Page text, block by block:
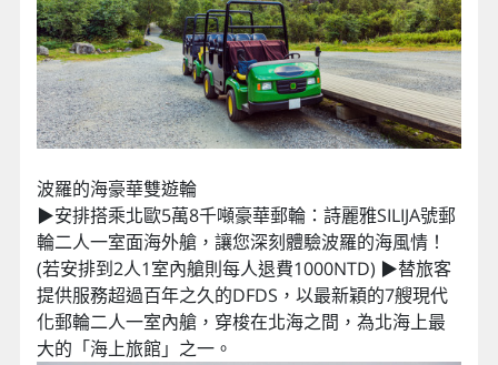
波羅的海豪華雙遊輪
▶安排搭乘北歐5萬8千噸豪華郵輪：詩麗雅SILIJA號郵
輪二人一室面海外艙，讓您深刻體驗波羅的海風情！
(若安排到2人1室內艙則每人退費1000NTD) ▶替旅客
提供服務超過百年之久的DFDS，以最新穎的7艘現代
化郵輪二人一室內艙，穿梭在北海之間，為北海上最
大的「海上旅館」之一。